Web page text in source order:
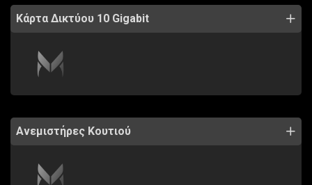
Κάρτα Δικτύου 10 Gigabit
Ανεμιστήρες Κουτιού